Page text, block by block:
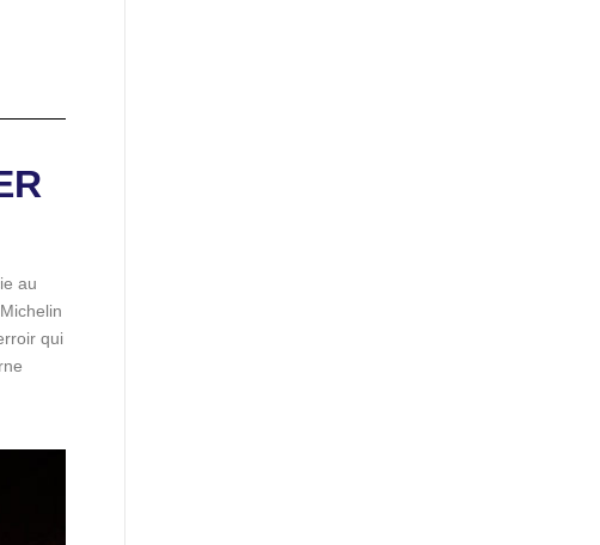
au
qui